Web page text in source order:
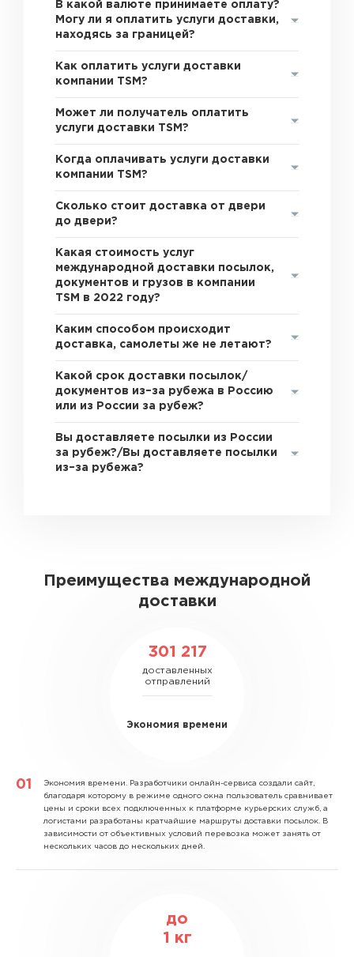
В какой валюте принимаете оплату?
Могу ли я оплатить услуги доставки,
находясь за границей?
Как оплатить услуги доставки
компании TSM?
Может ли получатель оплатить
услуги доставки TSM?
Когда оплачивать услуги доставки
компании TSM?
Сколько стоит доставка от двери
до двери?
Какая стоимость услуг
международной доставки посылок,
документов и грузов в компании
TSM в 2022 году?
Каким способом происходит
доставка, самолеты же не летают?
Какой срок доставки посылок/
документов из–за рубежа в Россию
или из России за рубеж?
Вы доставляете посылки из России
за рубеж?/Вы доставляете посылки
из–за рубежа?
Преимущества международной
доставки
301 217
доставленных
отправлений
Экономия времени
Экономия времени. Разработчики онлайн-сервиса создали сайт,
благодаря которому в режиме одного окна пользователь сравнивает
цены и сроки всех подключенных к платформе курьерских служб, а
логистами разработаны кратчайшие маршруты доставки посылок. В
зависимости от объективных условий перевозка может занять от
нескольких часов до нескольких дней.
до
1
кг